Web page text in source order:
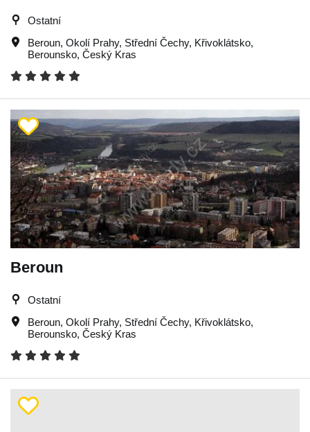
Ostatní
Beroun, Okolí Prahy, Střední Čechy, Křivoklátsko,
Berounsko, Český Kras
Beroun
Ostatní
Beroun, Okolí Prahy, Střední Čechy, Křivoklátsko,
Berounsko, Český Kras